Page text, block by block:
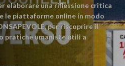
elaborare una riflessione critica
le piattaforme online in modo
per riscoprire il
pratiche umaniste utili a